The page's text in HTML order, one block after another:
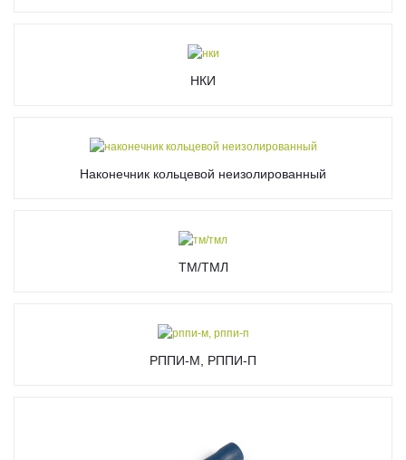
НКИ
Наконечник кольцевой неизолированный
ТМ/ТМЛ
РППИ-М, РППИ-П